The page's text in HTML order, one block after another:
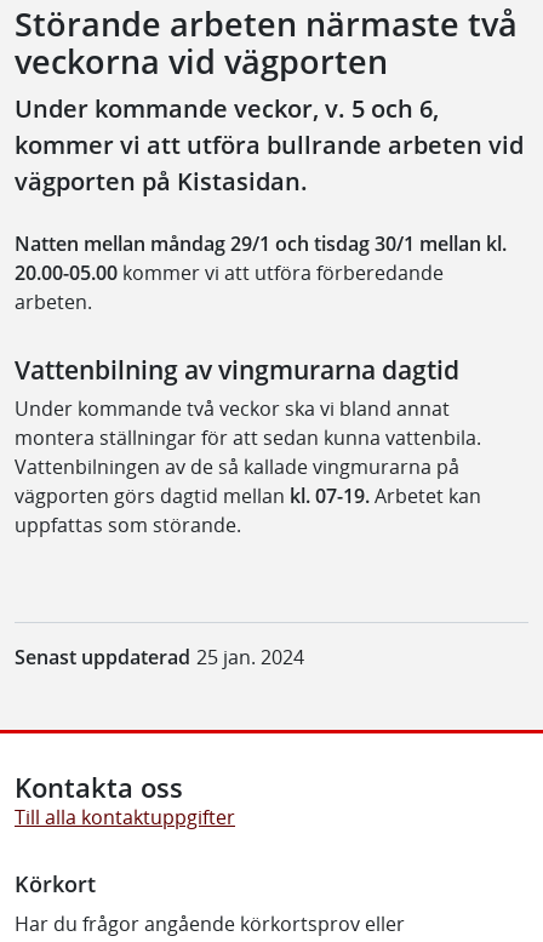
Störande arbeten närmaste två
veckorna vid vägporten
Under kommande veckor, v. 5 och 6,
kommer vi att utföra bullrande arbeten vid
vägporten på Kistasidan.
Natten mellan måndag 29/1 och tisdag 30/1 mellan kl.
20.00-05.00 kommer vi att utföra förberedande
arbeten.
Vattenbilning av vingmurarna dagtid
Under kommande två veckor ska vi bland annat
montera ställningar för att sedan kunna vattenbila.
Vattenbilningen av de så kallade vingmurarna på
vägporten görs dagtid mellan kl. 07-19.Arbetet kan
uppfattas som störande.
Senast uppdaterad 25 jan. 2024
Kontakta oss
Till alla kontaktuppgifter
Körkort
Har du frågor angående körkortsprov eller